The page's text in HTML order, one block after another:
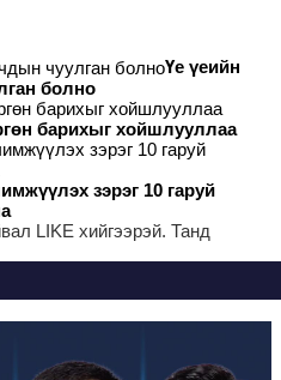
Үе үеийн
болно
барихыг хойшлууллаа
зэрэг 10 гаруй
LIKE хийгээрэй. Танд